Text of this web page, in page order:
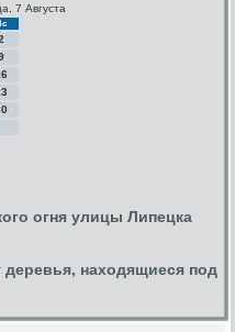
7 Августа
огня улицы Липецка
деревья, находящиеся под